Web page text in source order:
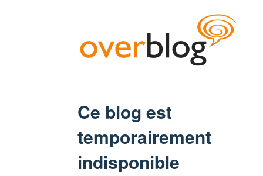
Ce blog est
temporairement
indisponible